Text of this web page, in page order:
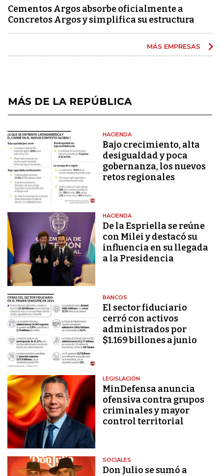
Cementos Argos absorbe oficialmente a
Concretos Argos y simplifica su estructura
MÁS EMPRESAS
MÁS DE LA REPÚBLICA
HACIENDA
Bajo crecimiento, alta
desigualdad y poca
gobernanza, los nuevos
retos regionales
HACIENDA
De la Espriella se reúne
con Milei y destacó su
influencia en su llegada
a la Presidencia
BANCOS
El sector fiduciario
cerró con activos
administrados por
$1.169 billones a junio
LEGISLACIÓN
MinDefensa anuncia
ofensiva contra grupos
criminales y mayor
control territorial
SOCIALES
Don Julio se sumó a